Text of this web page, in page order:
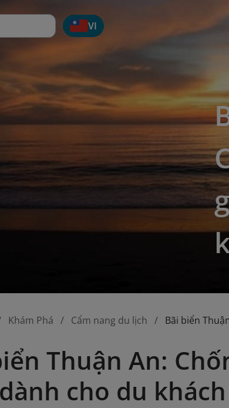
VI
Khám Phá Cẩm nang du lịch Bãi biển
Thuận An:
cho du khách